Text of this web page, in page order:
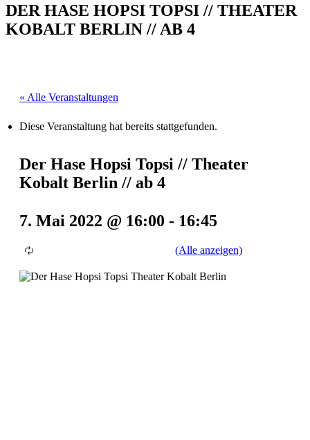
DER HASE HOPSI TOPSI // THEATER
KOBALT BERLIN // AB 4
« Alle Veranstaltungen
Diese Veranstaltung hat bereits stattgefunden.
Der Hase Hopsi Topsi // Theater
Kobalt Berlin // ab 4
7. Mai 2022 @ 16:00 - 16:45